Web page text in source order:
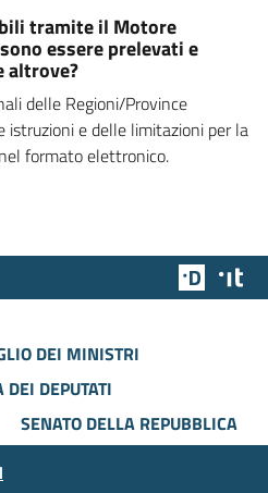
tramite il Motore
essere prelevati e
altrove?
delle Regioni/Province
istruzioni e delle limitazioni per la
formato elettronico.
Team
DEI MINISTRI
DEI DEPUTATI
SENATO DELLA REPUBBLICA